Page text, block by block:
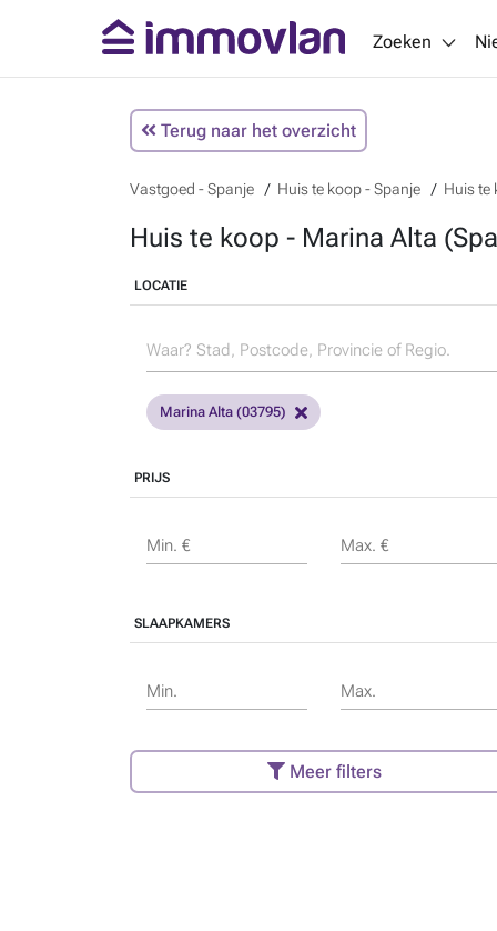
Zoeken
Terug naar het overzicht
Vastgoed - Spanje Huis te koop - Spanje Huis te
Huis te koop - Marina Alta
LOCATIE
Marina Alta (03795)
PRIJS
Min. € Max. €
SLAAPKAMERS
Min. Max.
Meer filters